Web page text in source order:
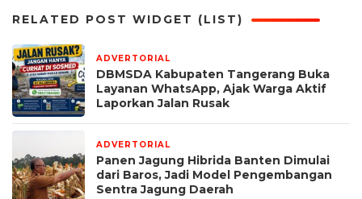
RELATED POST WIDGET (LIST)
ADVERTORIAL
DBMSDA Kabupaten Tangerang Buka
Layanan WhatsApp, Ajak Warga Aktif
Laporkan Jalan Rusak
ADVERTORIAL
Panen Jagung Hibrida Banten Dimulai
dari Baros, Jadi Model Pengembangan
Sentra Jagung Daerah